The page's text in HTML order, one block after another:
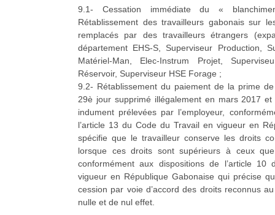
9.1- Cessation immédiate du «
Rétablissement des travailleurs gabonais sur
remplacés par des travailleurs étrangers
département EHS-S, Superviseur Production,
Matériel-Man, Elec-Instrum Projet,
Réservoir, Superviseur HSE Forage ;
9.2- Rétablissement du paiement de la prime
29è jour supprimé illégalement en mars 2017
indument prélevées par l’employeur,
l’article 13 du Code du Travail en vigueur en
spécifie que le travailleur conserve les droits
lorsque ces droits sont supérieurs à ceux
conformément aux dispositions de l’article
vigueur en République Gabonaise qui précise
cession par voie d’accord des droits reconnus
nulle et de nul effet.